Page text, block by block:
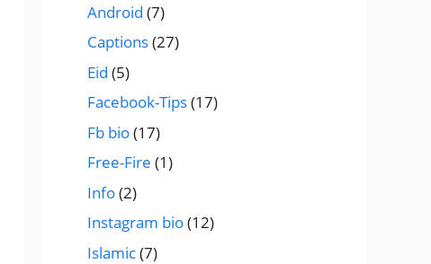
Android (7)
Captions(27)
Eid (5)
Facebook-Tips(17)
Fb bio(17)
Free-Fire (1)
Info(2)
Instagram bio(12)
Islamic(7)